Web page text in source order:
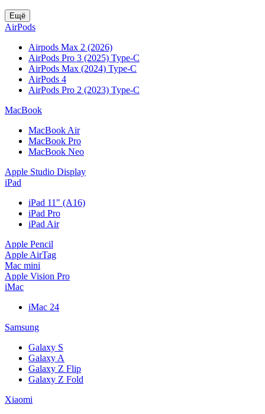
Ещё
AirPods
Airpods Max 2 (2026)
AirPods Pro 3 (2025) Type-C
AirPods Max (2024) Type-C
AirPods 4
AirPods Pro 2 (2023) Type-C
MacBook
MacBook Air
MacBook Pro
MacBook Neo
Apple Studio Display
iPad
iPad 11" (A16)
iPad Pro
iPad Air
Apple Pencil
Apple AirTag
Mac mini
Apple Vision Pro
iMac
iMac 24
Samsung
Galaxy S
Galaxy A
Galaxy Z Flip
Galaxy Z Fold
Xiaomi